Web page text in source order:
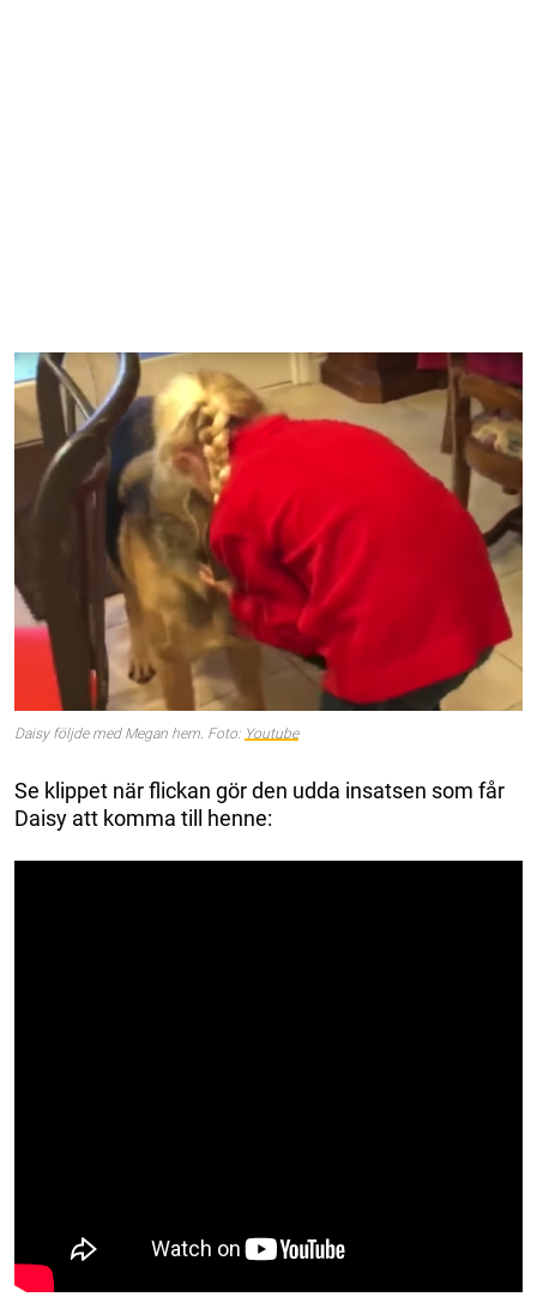
Daisy följde med Megan hem. Foto: Youtube
Se klippet när flickan gör den udda insatsen som får
Daisy att komma till henne: